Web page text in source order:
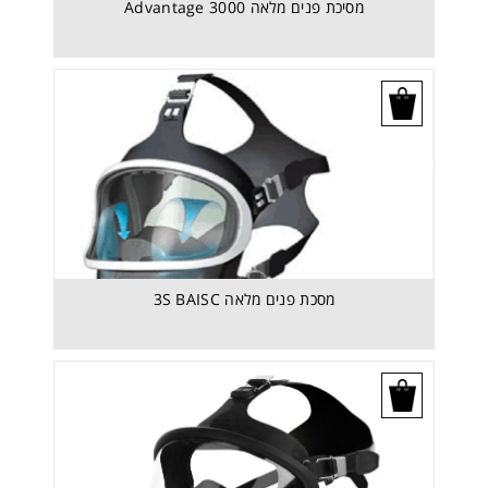
מסיכת פנים מלאה Advantage 3000
מסכת פנים מלאה 3S BAISC